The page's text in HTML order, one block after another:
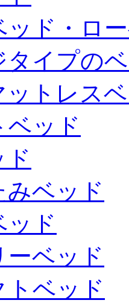
ッド・ロ
タイプの
ットレス
ベッド
ベッド
ッド
ーベッド
トベッド